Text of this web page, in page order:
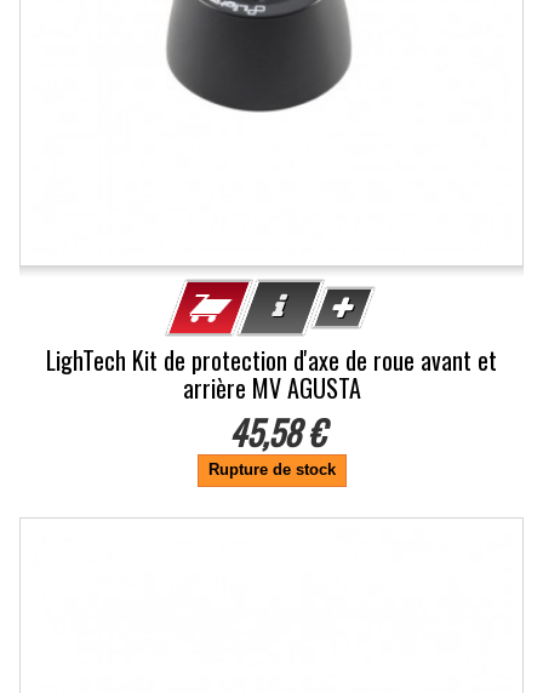
LighTech Kit de protection d'axe de roue avant et
arrière MV AGUSTA
45,58 €
Rupture de stock